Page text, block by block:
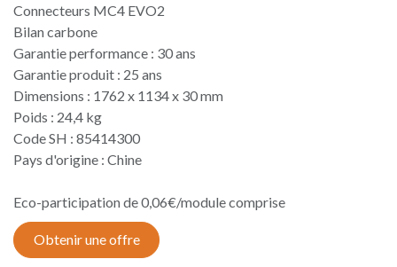
Connecteurs MC4 EVO2
Bilan carbone
Garantie performance : 30 ans
Garantie produit : 25 ans
Dimensions : 1762 x 1134 x 30 mm
Poids : 24,4 kg
Code SH : 85414300
Pays d'origine : Chine
Eco-participation de 0,06€/module comprise
Obtenir une offre